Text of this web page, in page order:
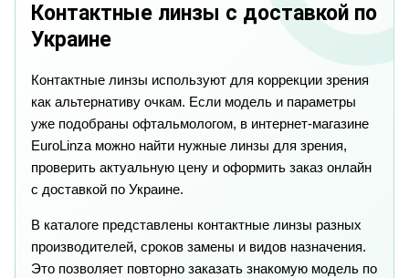
Контактные линзы с доставкой по
Украине
Контактные линзы используют для коррекции зрения
как альтернативу очкам. Если модель и параметры
уже подобраны офтальмологом, в интернет-магазине
EuroLinza можно найти нужные линзы для зрения,
проверить актуальную цену и оформить заказ онлайн
с доставкой по Украине.
В каталоге представлены контактные линзы разных
производителей, сроков замены и видов назначения.
Это позволяет повторно заказать знакомую модель по